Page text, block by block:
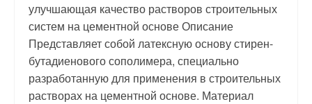
улучшающая качество растворов строительных
систем на цементной основе Описание
Представляет собой латексную основу стирен-
бутадиенового сополимера, специально
разработанную для применения в строительных
растворах на цементной основе. Материал